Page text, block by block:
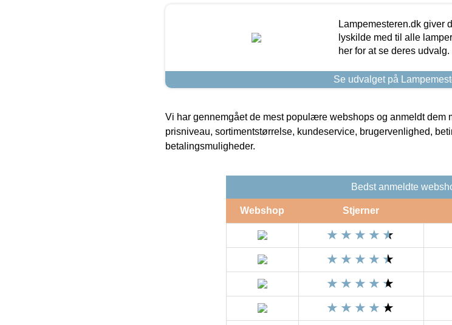
Lampemesteren.dk giver
lyskilde med til alle
her for at se deres udvalg.
Se udvalget på
Vi har gennemgået de mest populære webshops og anmeldt dem
prisniveau, sortimentstørrelse, kundeservice, brugervenlighed,
betalingsmuligheder.
Bedst anmeldte
Webshop Stjerner